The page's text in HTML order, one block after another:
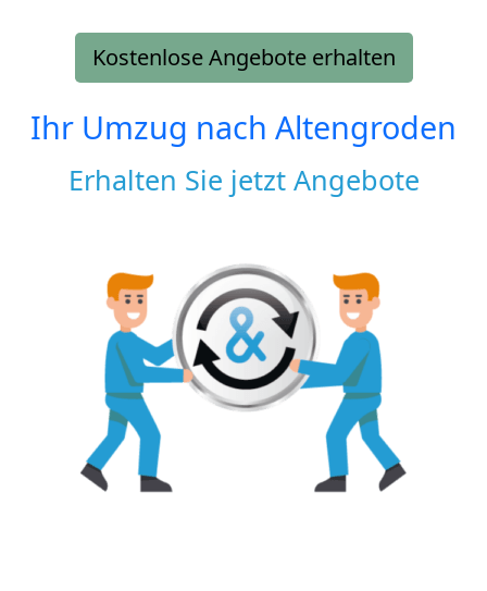
Kostenlose Angebote erhalten
Ihr Umzug nach Altengroden
Erhalten Sie jetzt Angebote